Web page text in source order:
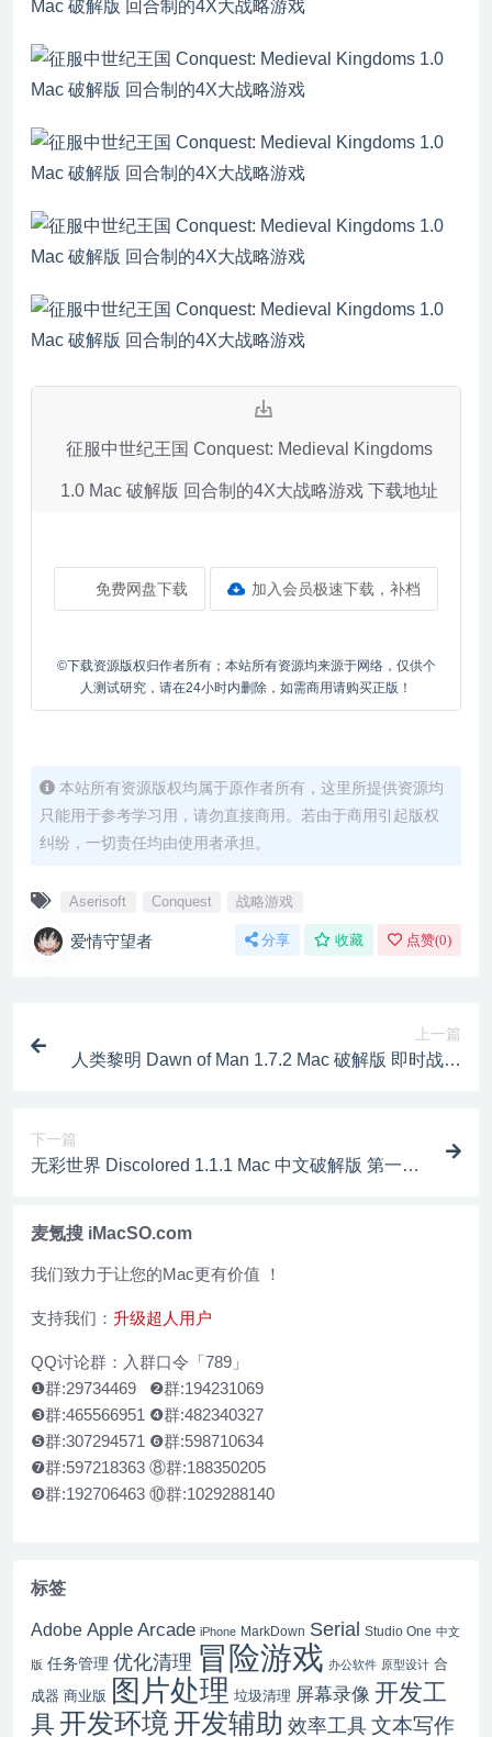
征服中世纪王国 Conquest: Medieval Kingdoms
1.0 Mac 破解版 回合制的4X大战略游戏 下载地址
免费网盘下载 加入会员极速下载，补档
©下载资源版权归作者所有；本站所有资源均来源于网络，仅供个
人测试研究，请在24小时内删除，如需商用请购买正版！
本站所有资源版权均属于原作者所有，这里所提供资源均
只能用于参考学习用，请勿直接商用。若由于商用引起版权
纠纷，一切责任均由使用者承担。
Aserisoft Conquest 战略游戏
爱情守望者 分享 收藏 点赞(0)
上一篇
人类黎明 Dawn of Man 1.7.2 Mac 破解版 即时战略
下一篇
无彩世界 Discolored 1.1.1 Mac 中文破解版 第一人
麦氪搜 iMacSO.com
我们致力于让您的Mac更有价值 ！
支持我们： 升级超人用户
QQ讨论群：入群口令「789」
❶群:29734469 ❷群:194231069
❸群:465566951 ❹群:482340327
❺群:307294571 ❻群:598710634
❼群:597218363 ⑧群:188350205
❾群:192706463 ⑩群:1029288140
标签
Adobe Apple Arcade iPhone MarkDown Serial Studio One 中文
版 任务管理 优化清理 冒险游戏 办公软件 原型设计 合
成器 商业版 图片处理 垃圾清理 屏幕录像 开发工
具 开发环境开发辅助 效率工具 文本写作